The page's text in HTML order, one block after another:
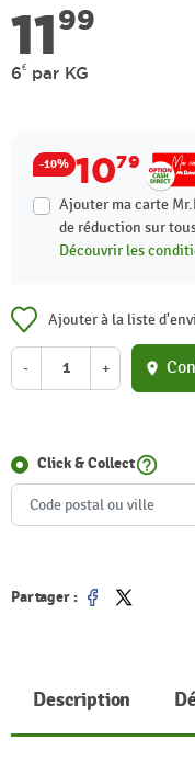
1199
6€ par KG
-10% 1079
Ajouter ma carte
de réduction sur
Découvrir les
Ajouter à la liste
- + location_on
Click & Collecthelp_outline
Partager :
Partager
Tweet
Description